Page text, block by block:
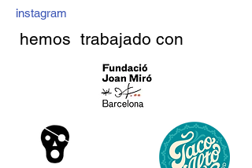
instagram
hemos trabajado con